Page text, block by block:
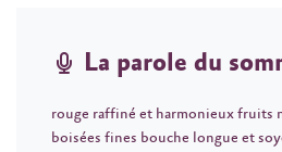
La parole du
rouge raffiné et harmonieux fruits
boisées fines bouche longue et